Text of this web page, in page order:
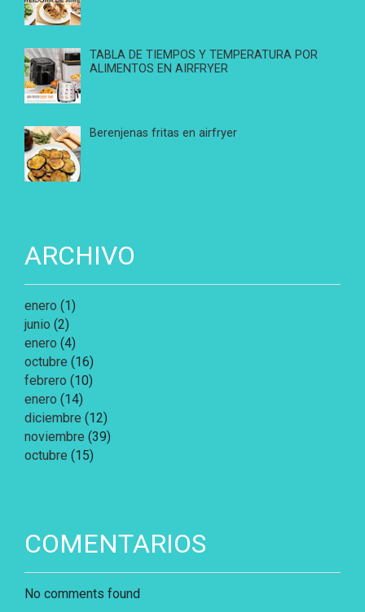
TABLA DE TIEMPOS Y TEMPERATURA POR
ALIMENTOS EN AIRFRYER
Berenjenas fritas en airfryer
ARCHIVO
enero (1)
junio (2)
enero (4)
octubre (16)
febrero (10)
enero (14)
diciembre (12)
noviembre (39)
octubre (15)
COMENTARIOS
No comments found